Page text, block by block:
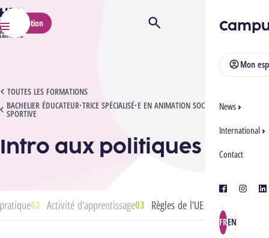
HELMo
Menu
Mon
News
International
Contact
facebook
FREN
Inscription Ouvrir/Fermer la recherche
TOUTES LES FORMATIONS
BACHELIER ÉDUCATEUR·TRICE SPÉCIALISÉ·E EN ANIMATION SOCIOCULTURELLE ET
SPORTIVE
INTRO AUX POLITIQUES
Intro aux politiques
Activité d’apprentissage Règles de l’UE